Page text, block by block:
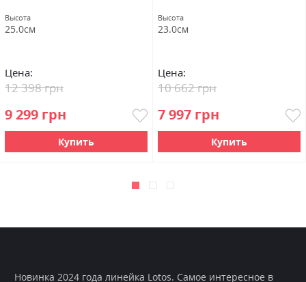
Высота
25.0см
Цена:
9 299 грн
12 398 грн
Купить
Высота
23.0см
Цена:
7 997 грн
10 662 грн
Купить
Новинка 2024 года линейка Lotos. Самое интересное в